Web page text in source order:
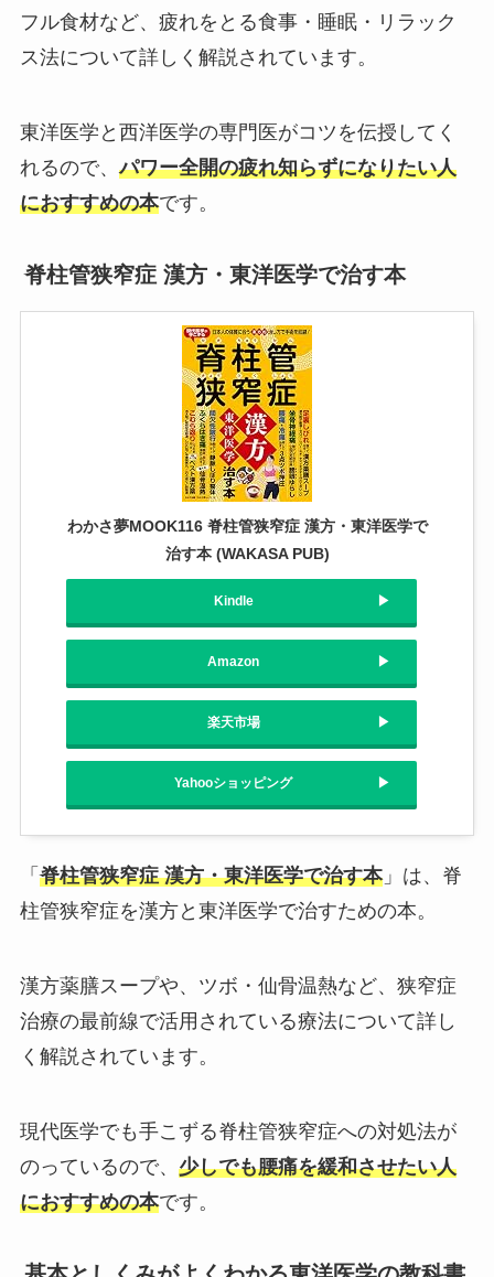
フル食材など、疲れをとる食事・睡眠・リラック
ス法について詳しく解説されています。
東洋医学と西洋医学の専門医がコツを伝授してく
れるので、パワー全開の疲れ知らずになりたい人
におすすめの本です。
脊柱管狭窄症 漢方・東洋医学で治す本
わかさ夢MOOK116 脊柱管狭窄症 漢方・東洋医学で
治す本 (WAKASA PUB)
Kindle
Amazon
楽天市場
Yahooショッピング
「脊柱管狭窄症 漢方・東洋医学で治す本」は、脊
柱管狭窄症を漢方と東洋医学で治すための本。
漢方薬膳スープや、ツボ・仙骨温熱など、狭窄症
治療の最前線で活用されている療法について詳し
く解説されています。
現代医学でも手こずる脊柱管狭窄症への対処法が
のっているので、 少しでも腰痛を緩和させたい人
におすすめの本です。